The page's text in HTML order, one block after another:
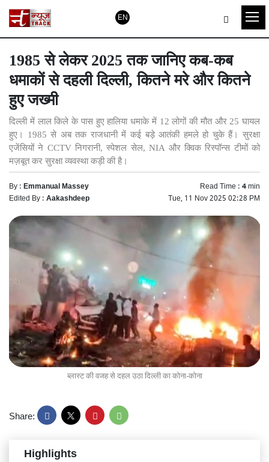
EN
1985 से लेकर 2025 तक जानिए कब-कब
धमाकों से दहली दिल्ली, कितने मरे और कितने
हुए जख्मी
दिल्ली में लाल किले के पास हुए हालिया धमाके में 12 लोगों की मौत और 25 घायल
हुए। 1985 से अब तक राजधानी में कई बड़े आतंकी हमले हो चुके हैं। सुरक्षा
एजेंसियों ने CCTV निगरानी, स्पेशल सेल, NIA और क्विक रिस्पॉन्स टीमों को
मज़बूत कर सुरक्षा व्यवस्था कड़ी की है।
By :Emmanual Massey Read Time :4min
Edited By :Aakashdeep Tue, 11 Nov 2025 02:28 PM
ब्लास्ट की वजह से दहल उठा दिल्ली का कोना-कोना
Share:
Highlights